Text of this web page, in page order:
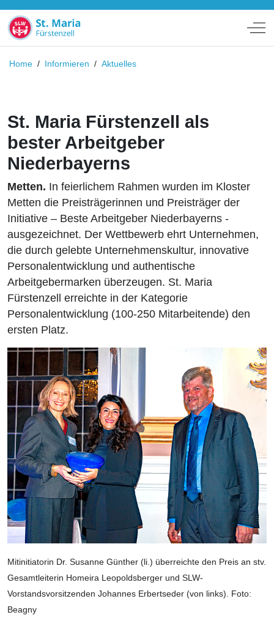
Home / Informieren / Aktuelles
St. Maria Fürstenzell als
bester Arbeitgeber
Niederbayerns
Metten. In feierlichem Rahmen wurden im Kloster
Metten die Preisträgerinnen und Preisträger der
Initiative – Beste Arbeitgeber Niederbayerns -
ausgezeichnet. Der Wettbewerb ehrt Unternehmen,
die durch gelebte Unternehmenskultur, innovative
Personalentwicklung und authentische
Arbeitgebermarken überzeugen. St. Maria
Fürstenzell erreichte in der Kategorie
Personalentwicklung (100-250 Mitarbeitende) den
ersten Platz.
Mitinitiatorin Dr. Susanne Günther (li.) überreichte den Preis an stv.
Gesamtleiterin Homeira Leopoldsberger und SLW-
Vorstandsvorsitzenden Johannes Erbertseder (von links). Foto:
Beagny